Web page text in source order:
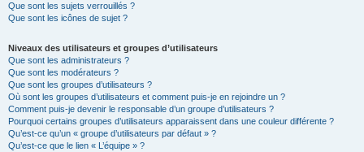
Que sont les sujets verrouillés ?
Que sont les icônes de sujet ?
Niveaux des utilisateurs et groupes d’utilisateurs
Que sont les administrateurs ?
Que sont les modérateurs ?
Que sont les groupes d’utilisateurs ?
Où sont les groupes d’utilisateurs et comment puis-je en rejoindre un ?
Comment puis-je devenir le responsable d’un groupe d’utilisateurs ?
Pourquoi certains groupes d’utilisateurs apparaissent dans une couleur différente ?
Qu’est-ce qu’un « groupe d’utilisateurs par défaut » ?
Qu’est-ce que le lien « L’équipe » ?